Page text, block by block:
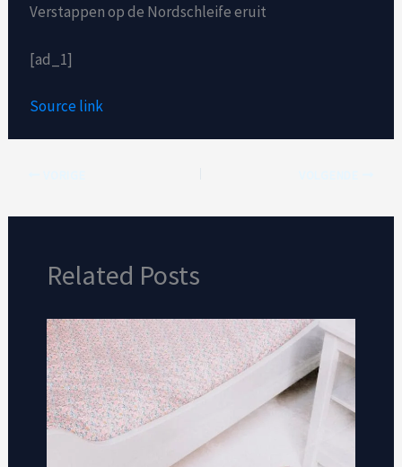
Verstappen op de Nordschleife eruit
[ad_1]
Source link
Related Posts